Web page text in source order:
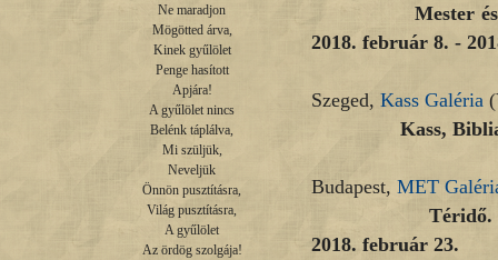
Ne maradjon
Mögötted árva,
Kinek gyűlölet
Penge hasított
Apjára!
A gyűlölet nincs
Belénk táplálva,
Mi szüljük,
Neveljük
Önnön pusztításra,
Világ pusztításra,
A gyűlölet
Az ördög szolgája!
Mester és
2018. február 8. -
Szeged, Kass Galéria
Kass,
Budapest, MET
Téridő.
2018. február 23.